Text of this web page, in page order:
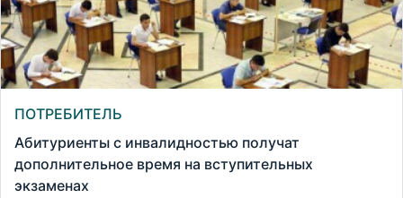
ПОТРЕБИТЕЛЬ
Абитуриенты с инвалидностью получат
дополнительное время на вступительных
экзаменах